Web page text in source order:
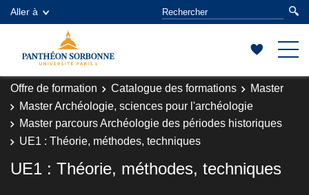
Aller à
Offre de formation Catalogue des formations
Master
Master Archéologie, sciences pour l'archéologie
Master parcours Archéologie des périodes historiques
UE1 : Théorie, méthodes, techniques
UE1 : Théorie, méthodes, techniques